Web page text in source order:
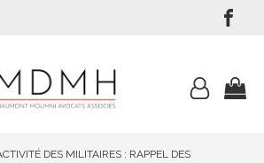
DES MILITAIRES : RAPPEL DES